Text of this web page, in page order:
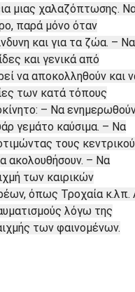
μιας χαλαζόπτωσης.
παρά μόνο όταν
και για τα ζώα. – Να
και γενικά από
να αποκολληθούν και
των κατά τόπους
– Να
γεμάτο καύσιμα. – Να
τους
ακολουθήσουν. – Να
των καιρικών
όπως Τροχαία κ.λπ.
λόγω της
των φαινομένων.